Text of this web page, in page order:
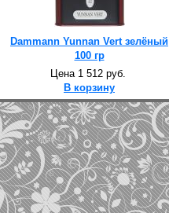
Dammann Yunnan Vert зелёный
100 гр
Цена 1 512 руб.
В корзину